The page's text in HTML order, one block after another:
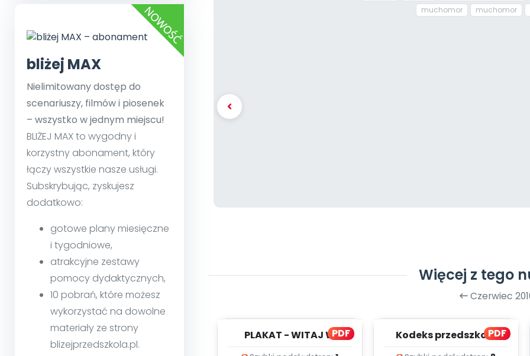
bliżej MAX
Nielimitowany dostęp do
scenariuszy, filmów i piosenek
– wszystko w jednym miejscu!
BLIŻEJ MAX to wygodny i
korzystny abonament, który
łączy wszystkie nasze usługi.
Subskrybując, zyskujesz
dodatkowo:
gotowe plany miesięczne
i tygodniowe,
atrakcyjne zestawy
pomocy dydaktycznych,
10 pobrań, które możesz
wykorzystać na dowolne
materiały ze strony
blizejprzedszkola.pl.
muchomor
muchomor
Więcej z tego
Czerwiec
PDF
PLAKAT - WITAJ W
PDF
Kodeks przedszkola